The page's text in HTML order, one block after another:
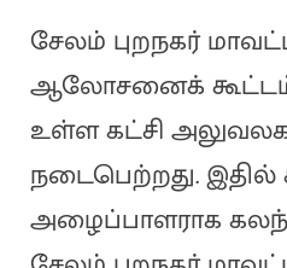
சேலம் புறநகர்
ஆலோசனைக்
உள்ள கட்சி
நடைபெற்றது. இதில்
அழைப்பாளராக